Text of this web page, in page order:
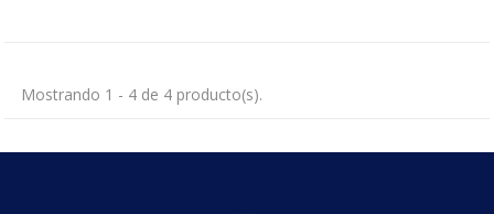
Mostrando 1 - 4 de 4 producto(s).